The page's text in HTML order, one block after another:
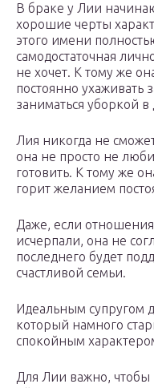
В браке у Лии
хорошие черты
этого имени
самодостаточная
не хочет. К тому же
постоянно ухаживать
заниматься уборкой в
Лия никогда не
она не просто не
готовить. К тому же
горит желанием
Даже, если
исчерпали, она не
последнего будет
счастливой семьи.
Идеальным супругом
который намного
спокойным
Для Лии важно, чтобы